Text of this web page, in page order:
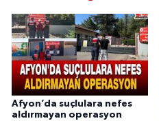
Afyon’da suçlulara nefes
aldırmayan operasyon